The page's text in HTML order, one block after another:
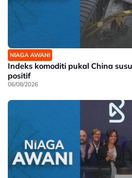
NIAGA AWANI
Indeks komoditi pukal China
positif
06/08/2026